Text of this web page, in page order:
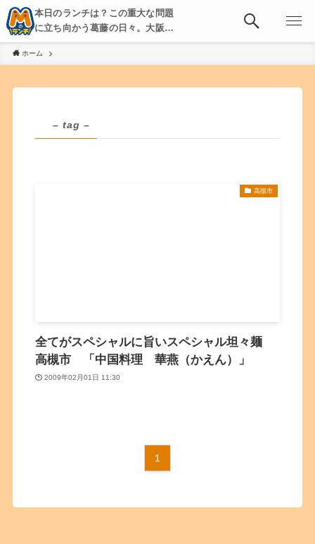
本日のランチは？この重大な問題
に立ち向かう葛藤の日々。大阪・
京都・神戸を中心とした食べ歩
き、飲み歩きを綴る。
ホーム
– tag –
高槻市
全てがスペシャルに旨いスペシャル坦々麺
高槻市 「中国料理 華燕（かえん）」
2009年02月01日 11:30
1